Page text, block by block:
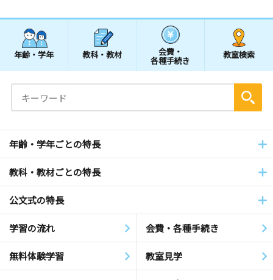
年齢・学年 教科・教材 会費・
各種手続き
教室検索
年齢・学年ごとの特長
教科・教材ごとの特長
公文式の特長
学習の流れ 会費・各種手続き
無料体験学習 教室見学